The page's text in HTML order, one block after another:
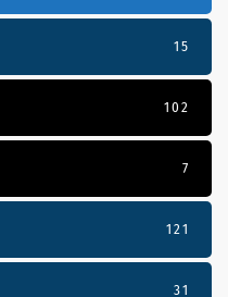
15
102
7
121
31